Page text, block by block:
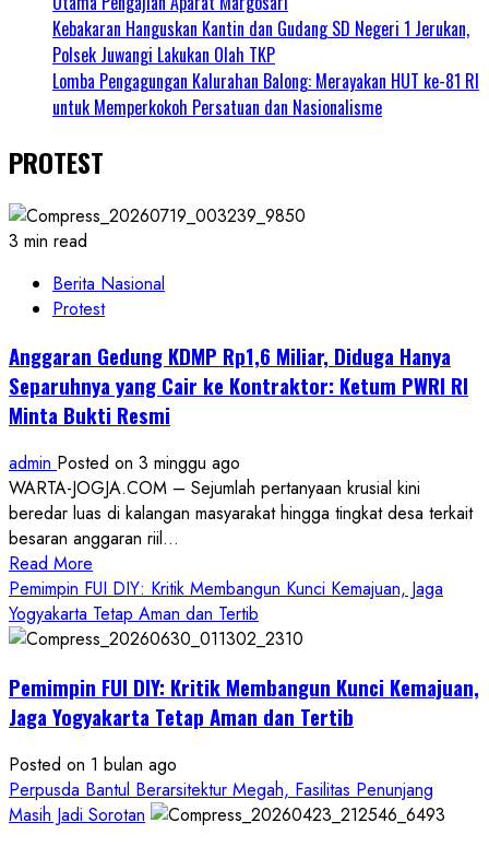
Kebakaran Hanguskan Kantin dan Gudang SD Negeri 1 Jerukan,
Polsek Juwangi Lakukan Olah TKP
Lomba Pengagungan Kalurahan Balong: Merayakan HUT ke-81 RI
untuk Memperkokoh Persatuan dan Nasionalisme
PROTEST
3 min read
Berita Nasional
Protest
Anggaran Gedung KDMP Rp1,6 Miliar, Diduga Hanya
Separuhnya yang Cair ke Kontraktor: Ketum PWRI RI
Minta Bukti Resmi
admin Posted on 3 minggu ago
WARTA-JOGJA.COM – Sejumlah pertanyaan krusial kini
beredar luas di kalangan masyarakat hingga tingkat desa terkait
besaran anggaran riil...
Read More
more
about
Anggaran
KDMP
Rp1,6
Diduga
Hanya
Separuhnya
Pemimpin FUI DIY: Kritik Membangun Kunci Kemajuan, Jaga
Yogyakarta Tetap Aman dan Tertib
Pemimpin FUI DIY: Kritik Membangun Kunci Kemajuan,
Jaga Yogyakarta Tetap Aman dan Tertib
Posted on 1 bulan ago
Perpusda Bantul Berarsitektur Megah, Fasilitas Penunjang
Masih Jadi Sorotan